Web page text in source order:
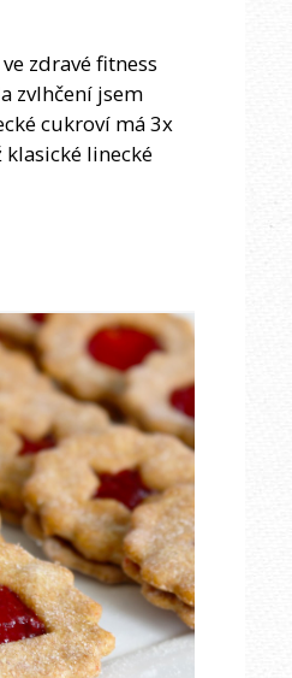
zdravé fitness
zvlhčení jsem
cukroví má 3x
linecké